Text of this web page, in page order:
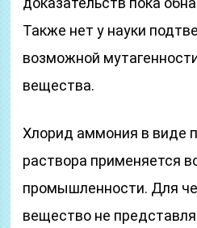
Также нет у науки
возможной
вещества.
Хлорид аммония в виде
раствора применяется
промышленности. Для
вещество не